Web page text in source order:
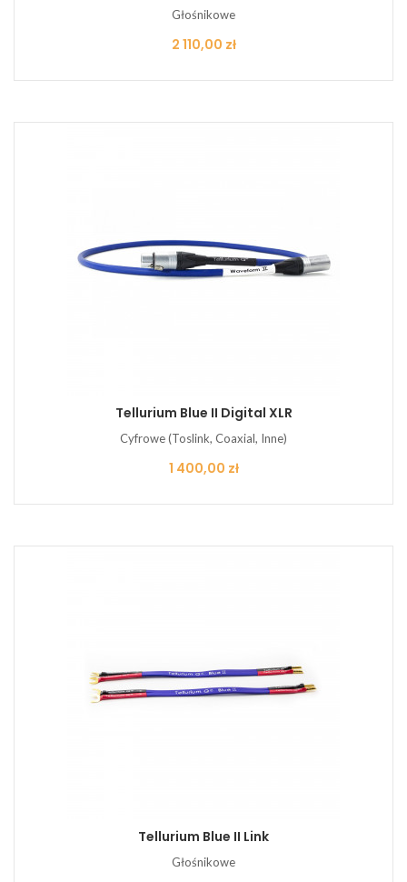
Głośnikowe
Cena
2 110,00 zł
Tellurium Blue II Digital XLR
Cyfrowe (Toslink, Coaxial, Inne)
Cena
1 400,00 zł
Tellurium Blue II Link
Głośnikowe